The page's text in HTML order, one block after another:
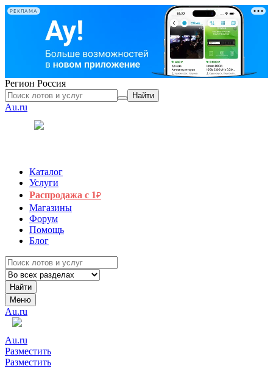
РЕКЛАМА
Регион Россия
Найти
Au.ru
Каталог
Услуги
Распродажа с 1₽
Магазины
Форум
Помощь
Блог
Найти
Меню
Au.ru
Au.ru
Разместить
Разместить